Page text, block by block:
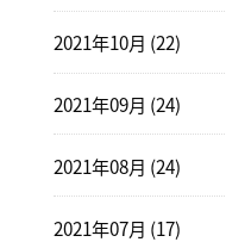
2021年10月 (22)
2021年09月 (24)
2021年08月 (24)
2021年07月 (17)